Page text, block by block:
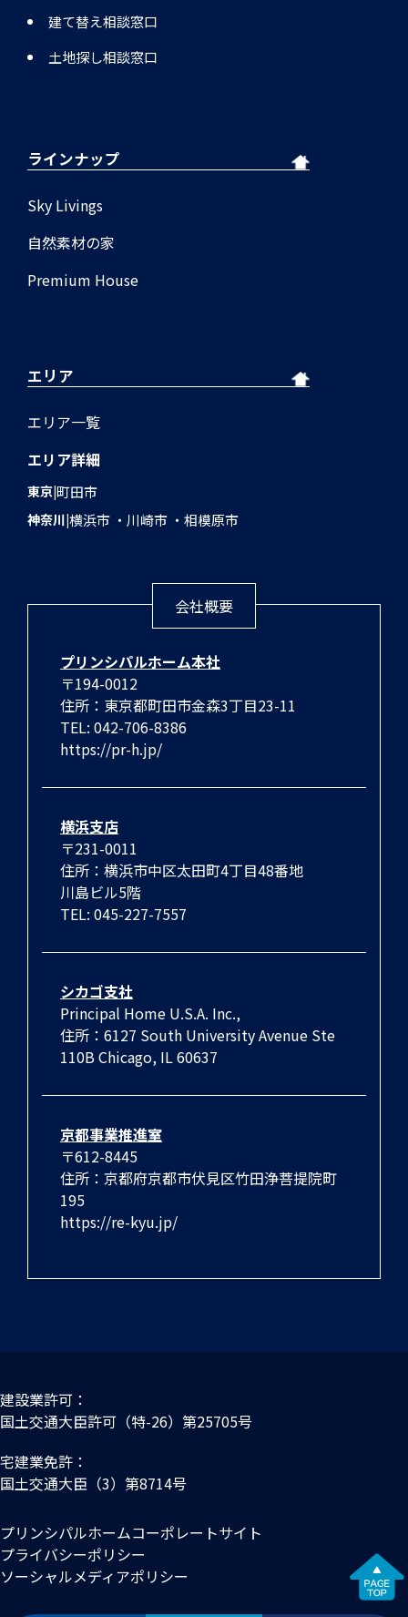
建て替え相談窓口
土地探し相談窓口
ラインナップ
Sky Livings
自然素材の家
Premium House
エリア
エリア一覧
エリア詳細
東京 町田市
神奈川 横浜市 川崎市 相模原市
会社概要
プリンシパルホーム本社
〒194-0012
住所：東京都町田市金森3丁目23-11
TEL: 042-706-8386
https://pr-h.jp/
横浜支店
〒231-0011
住所：横浜市中区太田町4丁目48番地
川島ビル5階
TEL: 045-227-7557
シカゴ支社
Principal Home U.S.A. Inc.,
住所：6127 South University Avenue Ste
110B Chicago, IL 60637
京都事業推進室
〒612-8445
住所：京都府京都市伏見区竹田浄菩提院町
195
https://re-kyu.jp/
建設業許可：
国土交通大臣許可（特-26）第25705号
宅建業免許：
国土交通大臣（3）第8714号
プリンシパルホームコーポレートサイト
プライバシーポリシー
ソーシャルメディアポリシー